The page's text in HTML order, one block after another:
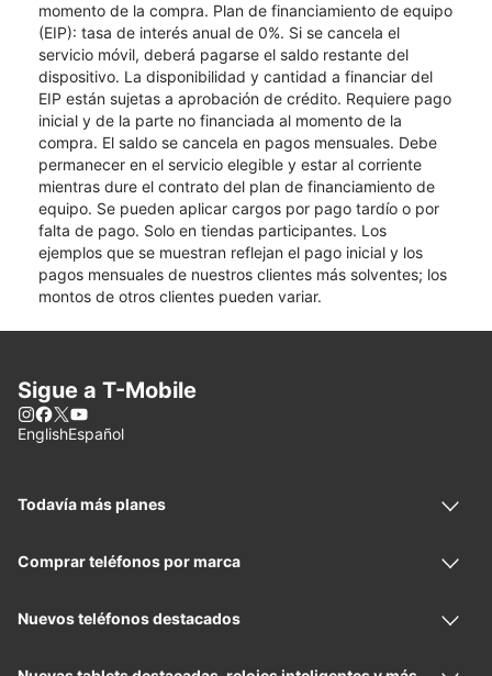
momento de la compra. Plan de financiamiento de equipo
(EIP): tasa de interés anual de 0%. Si se cancela el
servicio móvil, deberá pagarse el saldo restante del
dispositivo. La disponibilidad y cantidad a financiar del
EIP están sujetas a aprobación de crédito. Requiere pago
inicial y de la parte no financiada al momento de la
compra. El saldo se cancela en pagos mensuales. Debe
permanecer en el servicio elegible y estar al corriente
mientras dure el contrato del plan de financiamiento de
equipo. Se pueden aplicar cargos por pago tardío o por
falta de pago. Solo en tiendas participantes. Los
ejemplos que se muestran reflejan el pago inicial y los
pagos mensuales de nuestros clientes más solventes; los
montos de otros clientes pueden variar.